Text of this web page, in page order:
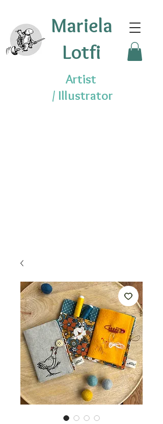
Mariela
Lotfi
Artist
/ Illustrator